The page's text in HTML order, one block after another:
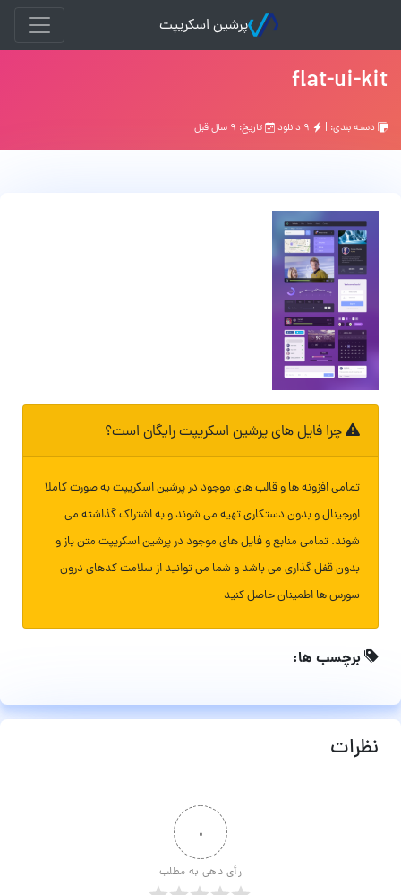
پرشین اسکریپت
flat-ui-kit
دسته بندی: | تاریخ: ۹ سال قبل
چرا فایل های پرشین اسکریپت رایگان است؟
تمامی افزونه ها و قالب های موجود در پرشین اسکریپت به صورت کاملا
اورجینال و بدون دستکاری تهیه می شوند و به اشتراک گذاشته می
شوند. تمامی منابع و فایل های موجود در پرشین اسکریپت متن باز و
بدون قفل گذاری می باشد و شما می توانید از سلامت کدهای درون
سورس ها اطمینان حاصل کنید
برچسب ها:
نظرات
۰
رأی دهی به مطلب